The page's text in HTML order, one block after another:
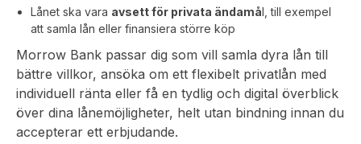
Lånet ska vara avsett för privata ändamål, till exempel
att samla lån eller finansiera större köp
Morrow Bank passar dig som vill samla dyra lån till
bättre villkor, ansöka om ett flexibelt privatlån med
individuell ränta eller få en tydlig och digital överblick
över dina lånemöjligheter, helt utan bindning innan du
accepterar ett erbjudande.